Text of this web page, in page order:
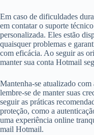
Em caso de dificuldades
em contatar o suporte
personalizada. Eles estão
quaisquer problemas e
com eficácia. Ao seguir as
manter sua conta Hotmail
Mantenha-se atualizado
lembre-se de manter suas
seguir as práticas
proteção, como a
uma experiência online
mail Hotmail.